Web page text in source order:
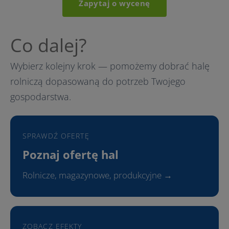
Zapytaj o wycenę
Co dalej?
Wybierz kolejny krok — pomożemy dobrać halę
rolniczą dopasowaną do potrzeb Twojego
gospodarstwa.
SPRAWDŹ OFERTĘ
Poznaj ofertę hal
Rolnicze, magazynowe, produkcyjne →
ZOBACZ EFEKTY